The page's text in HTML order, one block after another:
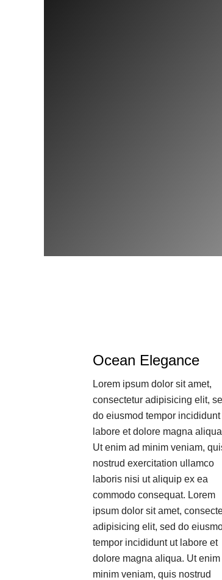
Ocean Elegance
Lorem ipsum dolor sit amet,
consectetur adipisicing elit,
do eiusmod tempor incididunt
labore et dolore magna
Ut enim ad minim veniam,
nostrud exercitation ullamco
laboris nisi ut aliquip ex ea
commodo consequat. Lorem
ipsum dolor sit amet,
adipisicing elit, sed do
tempor incididunt ut labore et
dolore magna aliqua. Ut enim
minim veniam, quis nostrud